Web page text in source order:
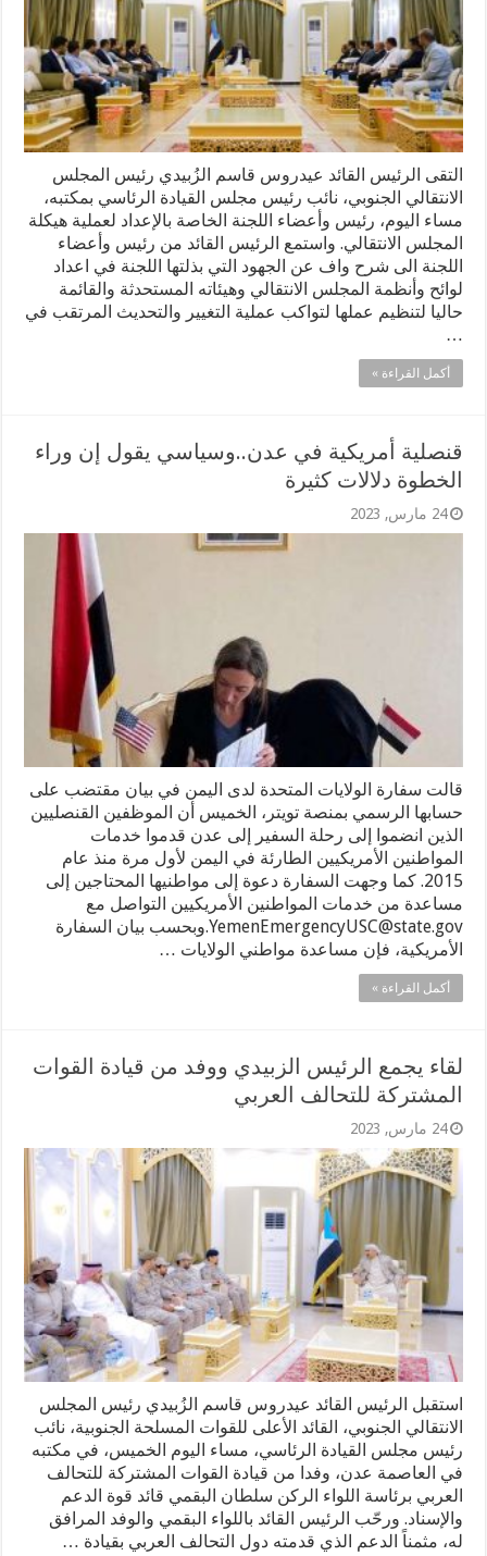
التقى الرئيس القائد عيدروس قاسم الزُبيدي رئيس المجلس
الانتقالي الجنوبي، نائب رئيس مجلس القيادة الرئاسي بمكتبه،
مساء اليوم، رئيس وأعضاء اللجنة الخاصة بالإعداد لعملية هيكلة
المجلس الانتقالي. واستمع الرئيس القائد من رئيس وأعضاء
اللجنة الى شرح واف عن الجهود التي بذلتها اللجنة في اعداد
لوائح وأنظمة المجلس الانتقالي وهيئاته المستحدثة والقائمة
حاليا لتنظيم عملها لتواكب عملية التغيير والتحديث المرتقب في
…
أكمل القراءة »
قنصلية أمريكية في عدن..وسياسي يقول إن وراء
الخطوة دلالات كثيرة
24 مارس, 2023
قالت سفارة الولايات المتحدة لدى اليمن في بيان مقتضب على
حسابها الرسمي بمنصة تويتر، الخميس أن الموظفين القنصليين
الذين انضموا إلى رحلة السفير إلى عدن قدموا خدمات
المواطنين الأمريكيين الطارئة في اليمن لأول مرة منذ عام
2015. كما وجهت السفارة دعوة إلى مواطنيها المحتاجين إلى
مساعدة من خدمات المواطنين الأمريكيين التواصل مع
YemenEmergencyUSC@state.gov.وبحسب بيان السفارة
الأمريكية، فإن مساعدة مواطني الولايات …
أكمل القراءة »
لقاء يجمع الرئيس الزبيدي ووفد من قيادة القوات
المشتركة للتحالف العربي
24 مارس, 2023
استقبل الرئيس القائد عيدروس قاسم الزُبيدي رئيس المجلس
الانتقالي الجنوبي، القائد الأعلى للقوات المسلحة الجنوبية، نائب
رئيس مجلس القيادة الرئاسي، مساء اليوم الخميس، في مكتبه
في العاصمة عدن، وفدا من قيادة القوات المشتركة للتحالف
العربي برئاسة اللواء الركن سلطان البقمي قائد قوة الدعم
والإسناد. ورحّب الرئيس القائد باللواء البقمي والوفد المرافق
له، مثمناً الدعم الذي قدمته دول التحالف العربي بقيادة …